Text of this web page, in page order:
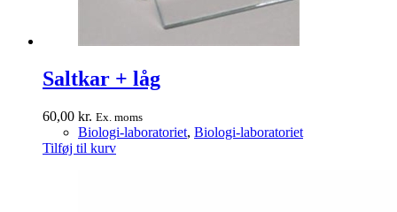
Saltkar + låg
60,00 kr. Ex. moms
Biologi-laboratoriet, Biologi-laboratoriet
Tilføj til kurv